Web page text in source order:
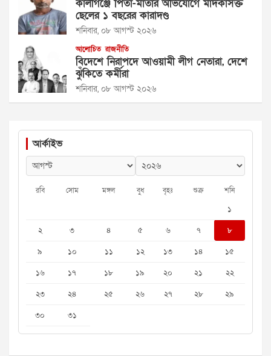
কালীগঞ্জে পিতা-মাতার অভিযোগে মাদকাসক্ত
ছেলের ১ বছরের কারাদণ্ড
শনিবার, ০৮ আগস্ট ২০২৬
আলোচিত রাজনীতি
বিদেশে নিরাপদে আওয়ামী লীগ নেতারা, দেশে
ঝুঁকিতে কর্মীরা
শনিবার, ০৮ আগস্ট ২০২৬
আর্কাইভ
রবি সোম মঙ্গল বুধ বৃহঃ শুক্র শনি
১
২
৩ ৪ ৫ ৬ ৭
৮
৯
১০ ১১ ১২ ১৩ ১৪
১৫
১৬
১৭ ১৮ ১৯ ২০ ২১
২২
২৩
২৪ ২৫ ২৬ ২৭ ২৮
২৯
৩০
৩১